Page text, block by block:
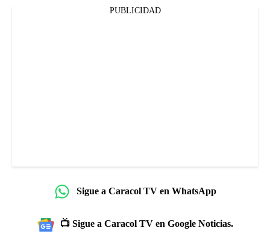
PUBLICIDAD
Sigue a Caracol TV en WhatsApp
📺 Sigue a Caracol TV en Google Noticias.